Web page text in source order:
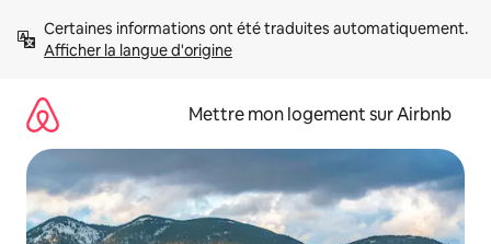
directement
Afficher la langue d'origine
Mettre mon logement sur Airbnb